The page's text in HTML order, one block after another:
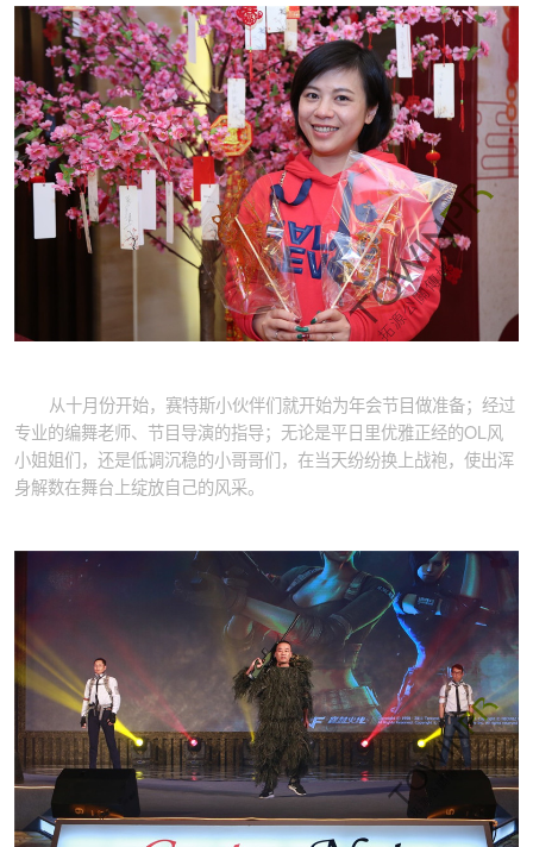
从十月份开始，赛特斯小伙伴们就开始为年会节目做准备；经过
专业的编舞老师、节目导演的指导；无论是平日里优雅正经的OL风
小姐姐们，还是低调沉稳的小哥哥们，在当天纷纷换上战袍，使出浑
身解数在舞台上绽放自己的风采。